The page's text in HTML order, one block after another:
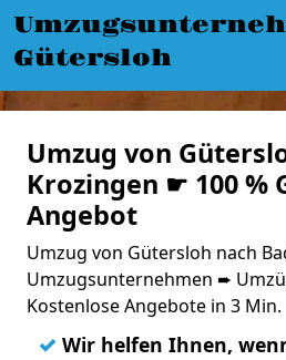
Gütersloh
Umzug von
Krozingen ☛ 100 %
Angebot
Umzug von Gütersloh nach
Umzugsunternehmen ➨
Kostenlose Angebote in 3 Min.
✓ Wir helfen Ihnen,